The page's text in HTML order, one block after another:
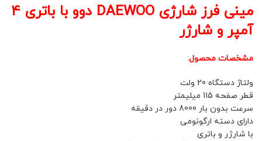
مینی فرز شارژی DAEWOO دوو با باتری 4
آمپر و شارژر
مشخصات محصول:
ولتاژ دستگاه 20 ولت
قطر صفحه 115 میلیمتر
سرعت بدون بار 8000 دور در دقیقه
دارای دسته ارگونومی
با شارژر و باتری